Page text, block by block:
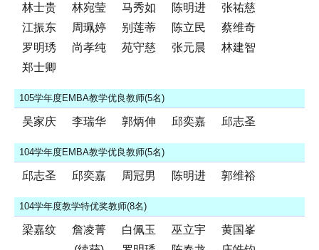
林士贵
林宛莹 马秀如 陈明进
张祐慈
江振东
周珮婷 别莲蒂 陈立民
蔡维奇
罗明琇
尚孝纯 苑守慈 张元晨
林建智
郑士卿
105学年度EMBA教学优良教师(5名)
吴家庆 李瑞华 郭炳伸 邱奕嘉 邱志圣
104学年度EMBA教学优良教师(5名)
邱志圣 邱奕嘉 周冠男 陈明进 郭维裕
104学年度教学特优奖教师(8名)
梁嘉纹
詹凌菁
白佩玉 巫立宇
黄国峯